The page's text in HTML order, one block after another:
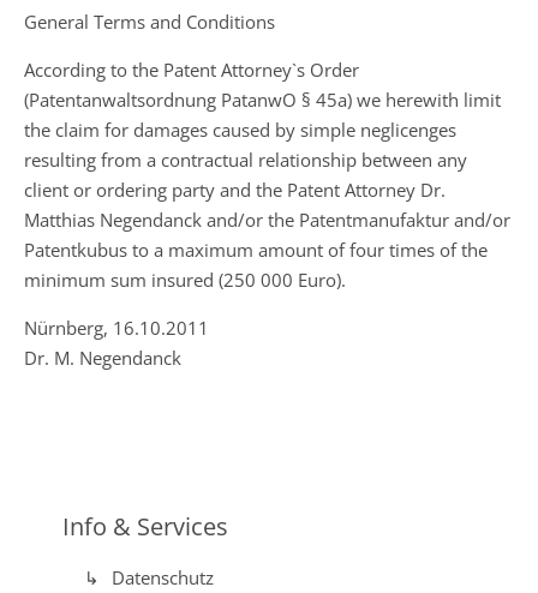
General Terms and Conditions
According to the Patent Attorney`s Order
(Patentanwaltsordnung PatanwO § 45a) we herewith limit
the claim for damages caused by simple neglicenges
resulting from a contractual relationship between any
client or ordering party and the Patent Attorney Dr.
Matthias Negendanck and/or the Patentmanufaktur and/or
Patentkubus to a maximum amount of four times of the
minimum sum insured (250 000 Euro).
Nürnberg, 16.10.2011
Dr. M. Negendanck
Info & Services
Datenschutz